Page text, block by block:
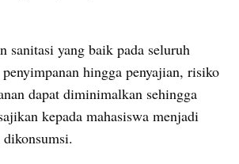
sanitasi yang baik pada seluruh
hingga penyajian, risiko
dapat diminimalkan sehingga
kepada mahasiswa menjadi